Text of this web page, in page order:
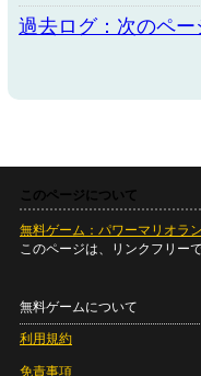
過去ログ：次のペー
このページについて
無料ゲーム：パワーマリオラ
このページは、リンクフリー
無料ゲームについて
利用規約
免責事項